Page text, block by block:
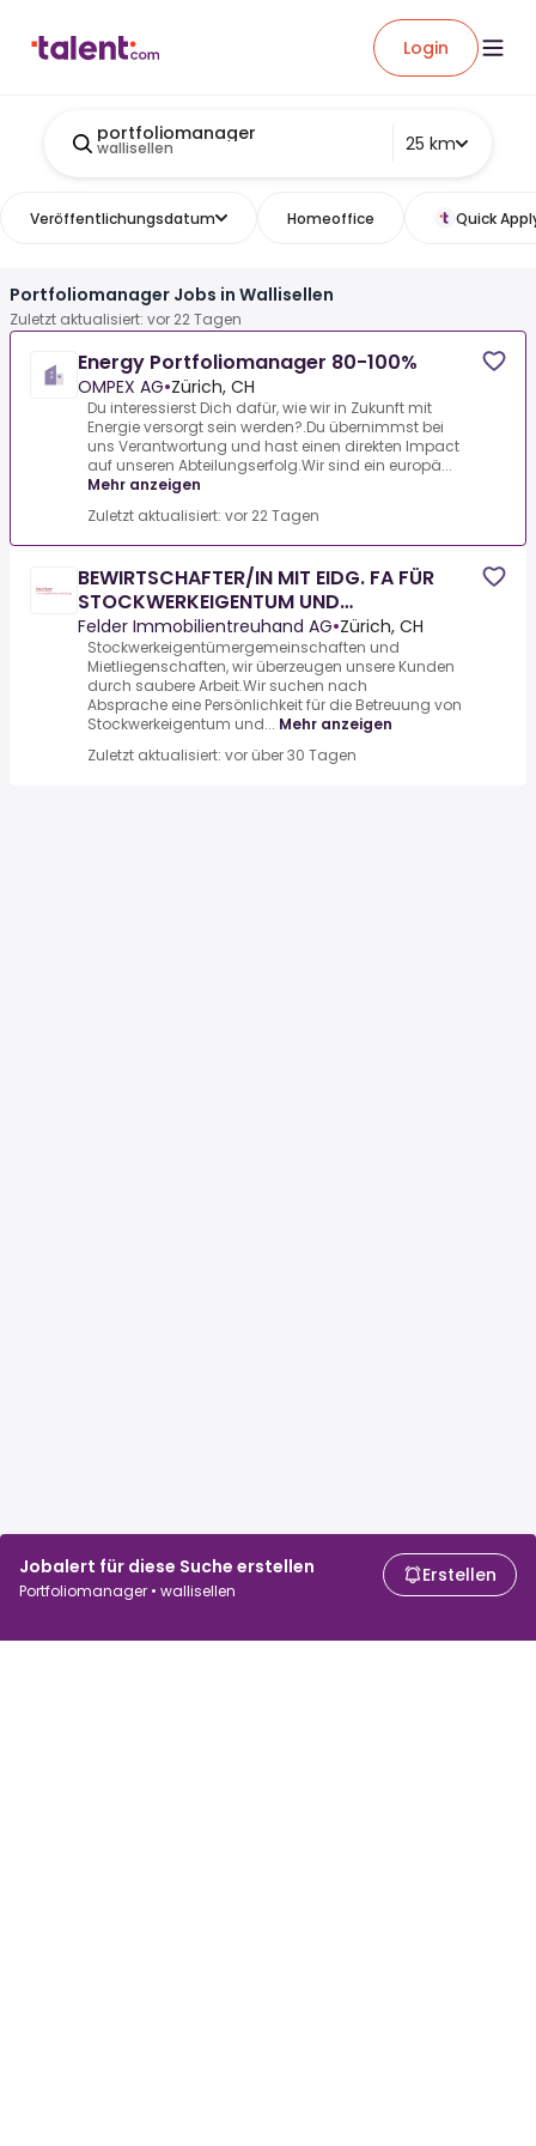
Login
portfoliomanager
wallisellen 25 km
Veröffentlichungsdatum Homeoffice Quick
Portfoliomanager Jobs in Wallisellen
Jobalert für diese Suche erstellen
Portfoliomanager • wallisellen
Erstellen
Zuletzt aktualisiert: vor 22 Tagen
Energy Portfoliomanager 80-100%
OMPEX AG•Zürich, CH
Du interessierst Dich dafür, wie wir in Zukunft mit
Energie versorgt sein werden?.Du übernimmst bei
uns Verantwortung und hast einen direkten Impact
auf unseren Abteilungserfolg.Wir sind ein europä...
Mehr anzeigen
Zuletzt aktualisiert: vor 22 Tagen
BEWIRTSCHAFTER/IN MIT EIDG. FA FÜR
STOCKWERKEIGENTUM UND
MIETLIEGENSCHAFTEN (AB 80%)
Felder Immobilientreuhand AG•Zürich, CH
Stockwerkeigentümergemeinschaften und
Mietliegenschaften, wir überzeugen unsere Kunden
durch saubere Arbeit.Wir suchen nach
Absprache eine Persönlichkeit für die Betreuung von
Stockwerkeigentum und... Mehr anzeigen
Zuletzt aktualisiert: vor über 30 Tagen